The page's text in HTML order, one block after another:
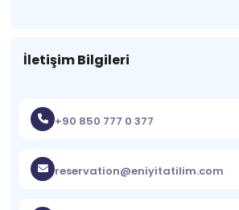
İletişim Bilgileri
+90 850 777 0 377
reservation@eniyitatilim.com